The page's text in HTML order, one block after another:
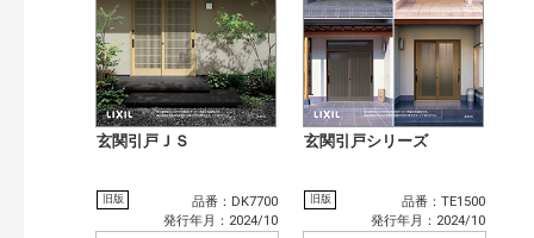
玄関引戸ＪＳ
旧版
品番：DK7700
発行年月：2024/10
玄関引戸シリーズ
旧版
品番：TE1500
発行年月：2024/10